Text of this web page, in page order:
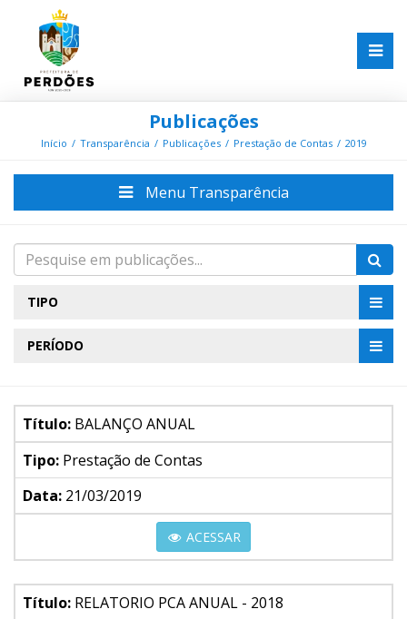
Publicações
Início Transparência Publicações Prestação de Contas 2019
Menu Transparência
TIPO
PERÍODO
Título: BALANÇO ANUAL
Tipo: Prestação de Contas
Data: 21/03/2019
ACESSAR
Título: RELATORIO PCA ANUAL - 2018